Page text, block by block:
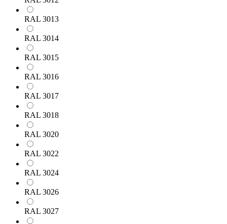
RAL 3013
RAL 3014
RAL 3015
RAL 3016
RAL 3017
RAL 3018
RAL 3020
RAL 3022
RAL 3024
RAL 3026
RAL 3027